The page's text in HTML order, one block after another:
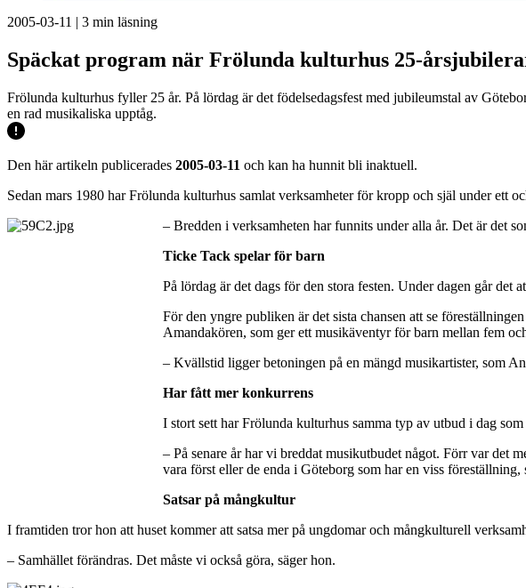
2005-03-11 | 3 min läsning
Späckat program när Frölunda kulturhus 25-
Frölunda kulturhus fyller 25 år. På lördag är det födelsedagsfest med jubileumstal av
en rad musikaliska upptåg.
Den här artikeln publicerades 2005-03-11 och kan ha hunnit bli inaktuell.
Sedan mars 1980 har Frölunda kulturhus samlat verksamheter för kropp och själ under ett
– Bredden i verksamheten har funnits under alla år. Det är det
Ticke Tack spelar för barn
På lördag är det dags för den stora festen. Under dagen går det
För den yngre publiken är det sista chansen att se
Amandakören, som ger ett musikäventyr för barn mellan fem
– Kvällstid ligger betoningen på en mängd musikartister, som
Har fått mer konkurrens
I stort sett har Frölunda kulturhus samma typ av utbud i dag
– På senare år har vi breddat musikutbudet något. Förr var det
vara först eller de enda i Göteborg som har en viss
Satsar på mångkultur
I framtiden tror hon att huset kommer att satsa mer på ungdomar och mångkulturell
– Samhället förändras. Det måste vi också göra, säger hon.